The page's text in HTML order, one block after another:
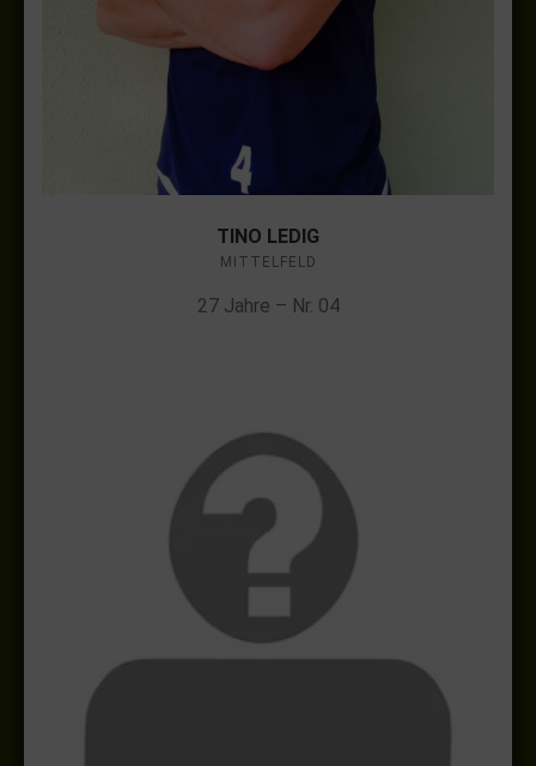
TINO LEDIG
MITTELFELD
27 Jahre – Nr. 04